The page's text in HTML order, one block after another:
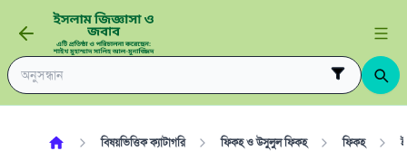
বিষয়ভিত্তিক ক্যাটাগরি ফিকহ ও উসুলুল ফিকহ ফিকহ